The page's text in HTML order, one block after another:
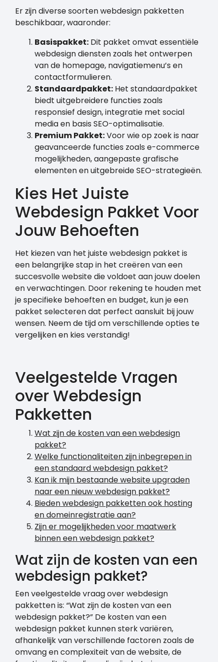
Er zijn diverse soorten webdesign pakketten
beschikbaar, waaronder:
Basispakket: Dit pakket omvat essentiële
webdesign diensten zoals het ontwerpen
van de homepage, navigatiemenu’s en
contactformulieren.
Standaardpakket: Het standaardpakket
biedt uitgebreidere functies zoals
responsief design, integratie met social
media en basis SEO-optimalisatie.
Premium Pakket:Voor wie op zoek is naar
geavanceerde functies zoals e-commerce
mogelijkheden, aangepaste grafische
elementen en uitgebreide SEO-strategieën.
Kies Het Juiste
Webdesign Pakket Voor
Jouw Behoeften
Het kiezen van het juiste webdesign pakket is
een belangrijke stap in het creëren van een
succesvolle website die voldoet aan jouw doelen
en verwachtingen. Door rekening te houden met
je specifieke behoeften en budget, kun je een
pakket selecteren dat perfect aansluit bij jouw
wensen. Neem de tijd om verschillende opties te
vergelijken en kies verstandig!
Veelgestelde Vragen
over Webdesign
Pakketten
Wat zijn de kosten van een webdesign
pakket?
Welke functionaliteiten zijn inbegrepen in
een standaard webdesign pakket?
Kan ik mijn bestaande website upgraden
naar een nieuw webdesign pakket?
Bieden webdesign pakketten ook hosting
en domeinregistratie aan?
Zijn er mogelijkheden voor maatwerk
binnen een webdesign pakket?
Wat zijn de kosten van een
webdesign pakket?
Een veelgestelde vraag over webdesign
pakketten is: “Wat zijn de kosten van een
webdesign pakket?” De kosten van een
webdesign pakket kunnen sterk variëren,
afhankelijk van verschillende factoren zoals de
omvang en complexiteit van de website, de